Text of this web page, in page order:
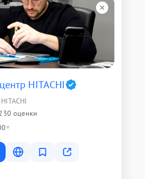
HITACHI
оценки